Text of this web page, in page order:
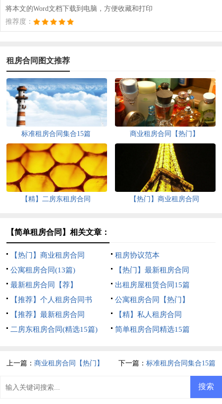
将本文的Word文档下载到电脑，方便收藏和打印
推荐度：
租房合同图文推荐
标准租房合同集合15篇 商业租房合同【热门】
【精】二房东租房合同 【热门】商业租房合同
【简单租房合同】相关文章：
【热门】商业租房合同
租房协议范本
公寓租房合同(13篇)
【热门】最新租房合同
最新租房合同【荐】
出租房屋租赁合同15篇
【推荐】个人租房合同书
公寓租房合同【热门】
【推荐】最新租房合同
【精】私人租房合同
二房东租房合同(精选15篇)
简单租房合同精选15篇
上一篇：商业租房合同【热门】 下一篇： 标准租房合同集合15篇